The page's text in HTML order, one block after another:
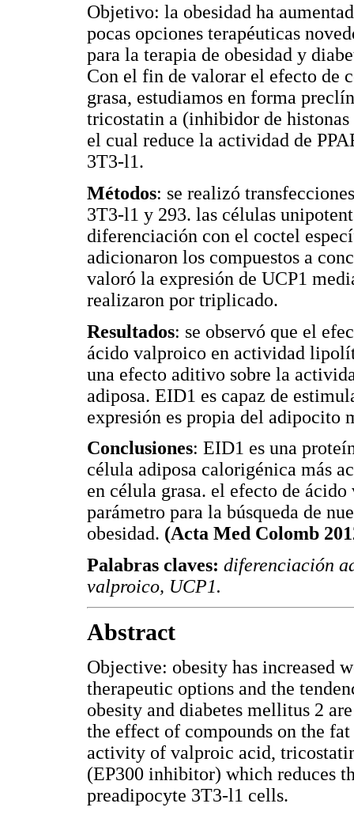
Objetivo: la obesidad ha
pocas opciones terapéuticas
para la terapia de obesidad y
Con el fin de valorar el efecto de
grasa, estudiamos en forma
tricostatin a (inhibidor de
el cual reduce la actividad de
3T3-l1.
Métodos: se realizó
3T3-l1 y 293. las células
diferenciación con el coctel
adicionaron los compuestos a
valoró la expresión de UCP1
realizaron por triplicado.
Resultados: se observó que el
ácido valproico en actividad
una efecto aditivo sobre la
adiposa. EID1 es capaz de
expresión es propia del adipocito
Conclusiones: EID1 es una
célula adiposa calorigénica más
en célula grasa. el efecto de
parámetro para la búsqueda de
obesidad. (Acta Med Colomb
Palabras claves: diferenciación
valproico, UCP1.
Abstract
Objective: obesity has increased
therapeutic options and the
obesity and diabetes mellitus 2
the effect of compounds on the
activity of valproic acid,
(EP300 inhibitor) which reduces
preadipocyte 3T3-l1 cells.